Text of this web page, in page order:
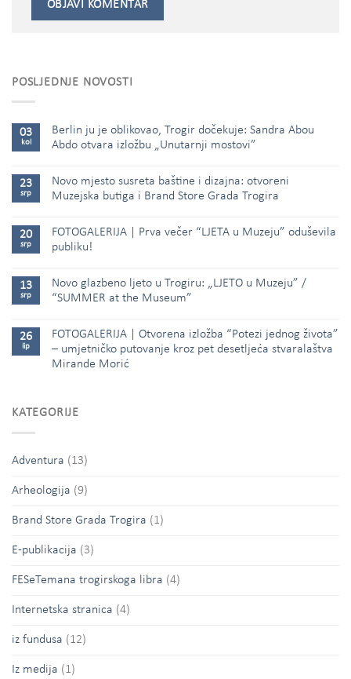
POSLJEDNJE NOVOSTI
03
kol
Berlin ju je oblikovao, Trogir dočekuje: Sandra Abou
Abdo otvara izložbu „Unutarnji mostovi”
23
srp
Novo mjesto susreta baštine i dizajna: otvoreni
Muzejska butiga i Brand Store Grada Trogira
20
srp
FOTOGALERIJA | Prva večer “LJETA u Muzeju” oduševila
publiku!
13
srp
Novo glazbeno ljeto u Trogiru: „LJETO u Muzeju” /
“SUMMER at the Museum”
26
lip
FOTOGALERIJA | Otvorena izložba “Potezi jednog života”
– umjetničko putovanje kroz pet desetljeća stvaralaštva
Mirande Morić
KATEGORIJE
Adventura (13)
Arheologija (9)
Brand Store Grada Trogira (1)
E-publikacija (3)
FESeTemana trogirskoga libra (4)
Internetska stranica (4)
iz fundusa (12)
Iz medija (1)